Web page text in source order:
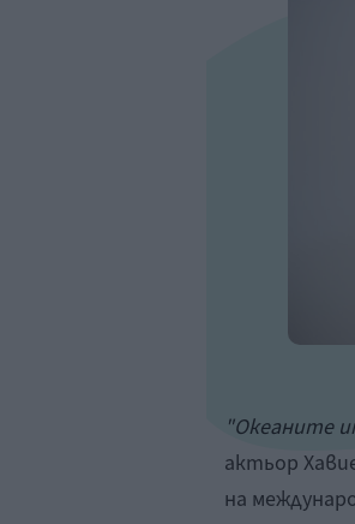
"Океаните
актьор
на